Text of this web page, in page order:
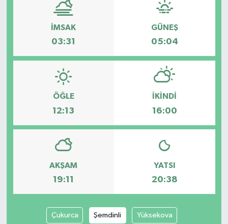
İMSAK
03:31
GÜNEŞ
05:04
ÖĞLE
12:13
İKINDI
16:00
AKŞAM
19:11
YATSI
20:38
Çukurca Şemdinli Yüksekova
Tarih - Kültür - Sanat - Turizm
Yaşam